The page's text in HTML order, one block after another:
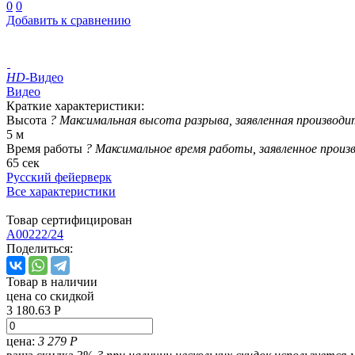
0 0
Добавить к сравнению
HD-Видео
Видео
Краткие характеристики:
Высота ? Максимальная высота разрыва, заявленная
5 м
Время работы ? Максимальное время работы, заявленное
65 сек
Русский фейерверк
Все характеристики
Товар сертифицирован
A00222/24
Поделиться:
Товар в наличии
цена со скидкой
3 180.63 Р
цена: 3 279 Р